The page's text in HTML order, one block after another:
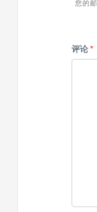
您的
评论 *